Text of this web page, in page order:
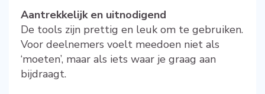
Aantrekkelijk en uitnodigend
De tools zijn prettig en leuk om te gebruiken.
Voor deelnemers voelt meedoen niet als
‘moeten’, maar als iets waar je graag aan
bijdraagt.